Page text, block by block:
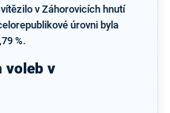
v Záhorovicích hnutí
úrovni byla
%.
voleb v